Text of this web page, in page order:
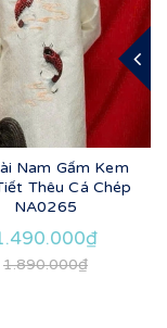
Nam Gấm Kem
Thêu Cá Chép
NA0265
1.890.000₫